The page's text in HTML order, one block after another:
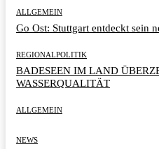
ALLGEMEIN
Go Ost: Stuttgart entdeckt sein
REGIONALPOLITIK
BADESEEN IM LAND
WASSERQUALITÄT
ALLGEMEIN
NEWS